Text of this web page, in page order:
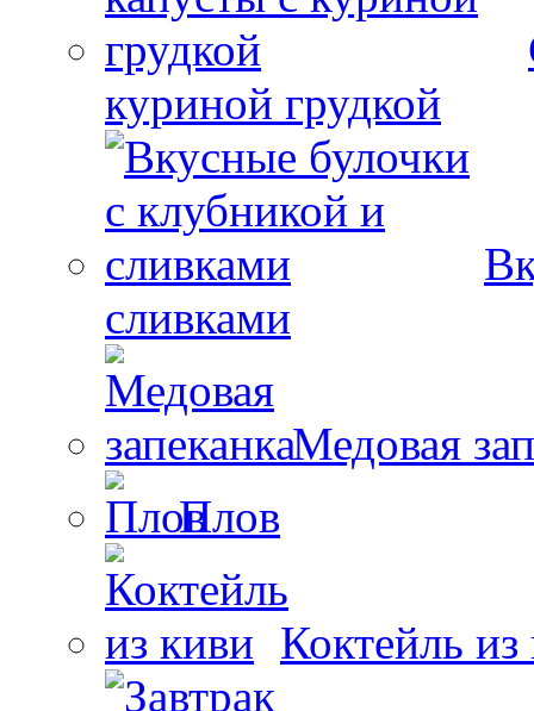
куриной грудкой
сливками
Медовая
Плов
Коктейль из